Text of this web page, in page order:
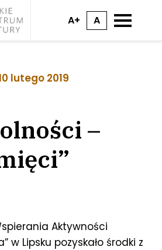
A+ A
lutego 2019
–
Aktywności
w Lipsku pozyskało środki z